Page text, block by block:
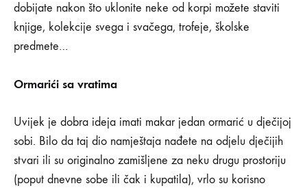
dobijate nakon što uklonite neke od korpi možete staviti
knjige, kolekcije svega i svačega, trofeje, školske
predmete…
Ormarići sa vratima
Uvijek je dobra ideja imati makar jedan ormarić u dječijoj
sobi. Bilo da taj dio namještaja nađete na odjelu dječijih
stvari ili su originalno zamišljene za neku drugu prostoriju
(poput dnevne sobe ili čak i kupatila), vrlo su korisno